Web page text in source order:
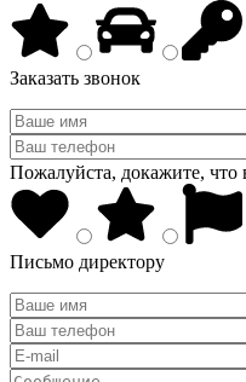
Заказать звонок
Пожалуйста, докажите, что
Письмо директору